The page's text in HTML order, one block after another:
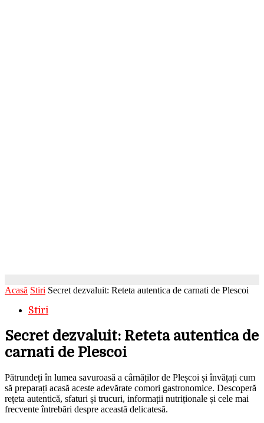
Acasă Stiri Secret dezvaluit: Reteta autentica de carnati de Plescoi
Stiri
Secret dezvaluit: Reteta autentica de
carnati de Plescoi
Pătrundeți în lumea savuroasă a cârnăților de Pleșcoi și învățați cum
să preparați acasă aceste adevărate comori gastronomice. Descoperă
rețeta autentică, sfaturi și trucuri, informații nutriționale și cele mai
frecvente întrebări despre această delicatesă.